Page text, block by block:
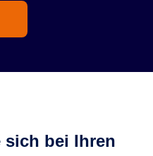
sich bei Ihren